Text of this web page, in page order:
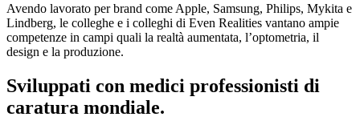
Avendo lavorato per brand come Apple, Samsung, Philips, Mykita e
Lindberg, le colleghe e i colleghi di Even Realities vantano ampie
competenze in campi quali la realtà aumentata, l’optometria, il
design e la produzione.
Sviluppati con medici professionisti di
caratura mondiale.